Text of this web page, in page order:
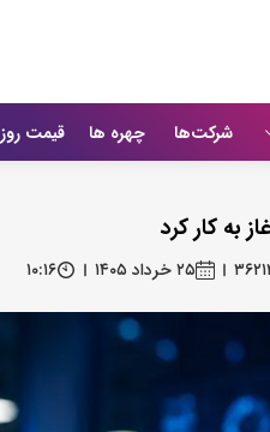
شرکت‌ها چهره ها قیمت روز
به کار کرد
۲۵ خرداد ۱۴۰۵ ۱۰:۱۶